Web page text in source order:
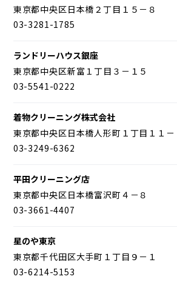
東京都中央区日本橋２丁目１５－８
03-3281-1785
ランドリーハウス銀座
東京都中央区新富１丁目３－１５
03-5541-0222
着物クリーニング株式会社
東京都中央区日本橋人形町１丁目１１－
03-3249-6362
平田クリーニング店
東京都中央区日本橋富沢町４－８
03-3661-4407
星のや東京
東京都千代田区大手町１丁目９－１
03-6214-5153